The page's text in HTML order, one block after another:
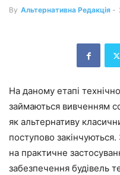
By Альтернативна Редакція -
На даному етапі
займаються вивченням
як альтернативу
поступово
на практичне
забезпечення будівель